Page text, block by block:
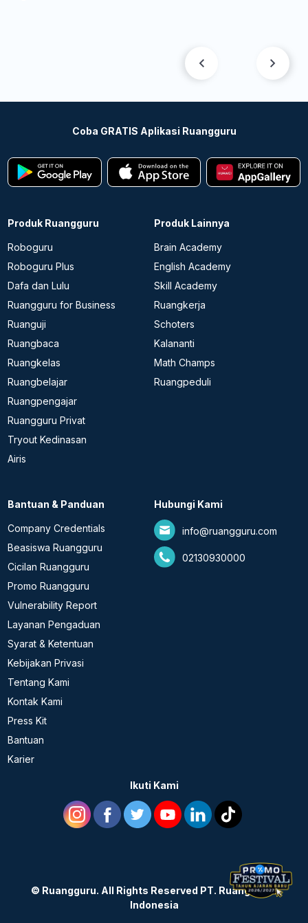
Coba GRATIS Aplikasi Ruangguru
Produk Ruangguru
Roboguru
Roboguru Plus
Dafa dan Lulu
Ruangguru for Business
Ruanguji
Ruangbaca
Ruangkelas
Ruangbelajar
Ruangpengajar
Ruangguru Privat
Tryout Kedinasan
Airis
Produk Lainnya
Brain Academy
English Academy
Skill Academy
Ruangkerja
Schoters
Kalananti
Math Champs
Ruangpeduli
Bantuan & Panduan
Company Credentials
Beasiswa Ruangguru
Cicilan Ruangguru
Promo Ruangguru
Vulnerability Report
Layanan Pengaduan
Syarat & Ketentuan
Kebijakan Privasi
Tentang Kami
Kontak Kami
Press Kit
Bantuan
Karier
Hubungi Kami
info@ruangguru.com
02130930000
Ikuti Kami
© Ruangguru. All Rights Reserved PT. Ruang Raya
Indonesia